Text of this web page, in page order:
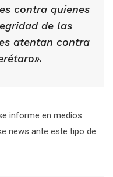
contra quienes
de las
atentan contra
informe en medios
news ante este tipo de